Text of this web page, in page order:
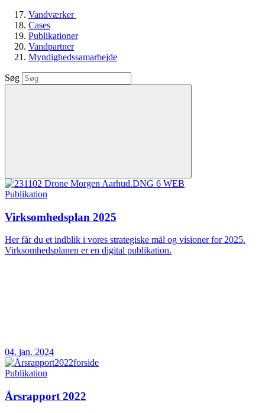
Vandværker
Cases
Publikationer
Vandpartner
Myndighedssamarbejde
Søg
Publikation
Virksomhedsplan 2025
Her får du et indblik i vores strategiske mål og visioner for 2025.
Virksomhedsplanen er en digital publikation.
04. jan. 2024
Publikation
Årsrapport 2022